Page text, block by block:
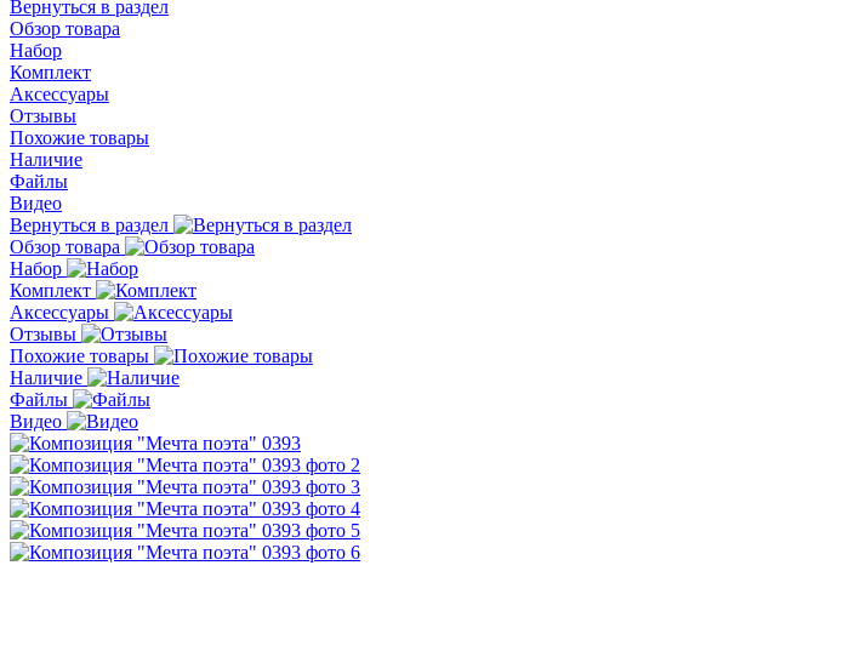
Вернуться в раздел
Обзор товара
Набор
Комплект
Аксессуары
Отзывы
Похожие товары
Наличие
Файлы
Видео
Вернуться в раздел
Обзор товара
Набор
Комплект
Аксессуары
Отзывы
Похожие товары
Наличие
Файлы
Видео